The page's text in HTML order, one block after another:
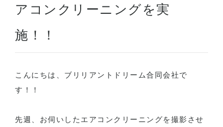
アコンクリーニングを実
施！！
こんにちは、ブリリアントドリーム合同会社で
す！！
先週、お伺いしたエアコンクリーニングを撮影させ